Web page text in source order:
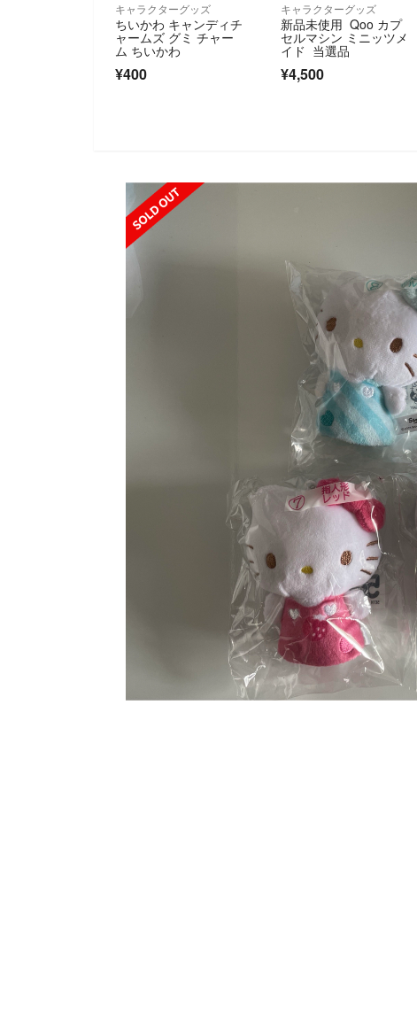
キャラクターグッズ
ちいかわ キャンディチ
ャームズ グミ チャー
ム ちいかわ
¥400
キャラクターグッズ
新品未使用 Qoo カプ
セルマシン ミニッツメ
イド 当選品
¥4,500